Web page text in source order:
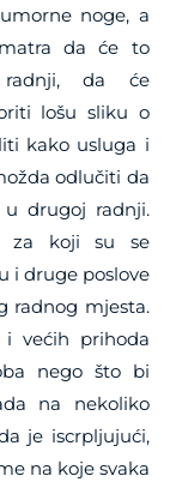
noge, a
da će to
da će
lošu sliku o
kako usluga i
odlučiti da
u drugoj radnji.
za koji su se
i druge poslove
radnog mjesta.
i većih prihoda
nego što bi
na nekoliko
je iscrpljujući,
na koje svaka